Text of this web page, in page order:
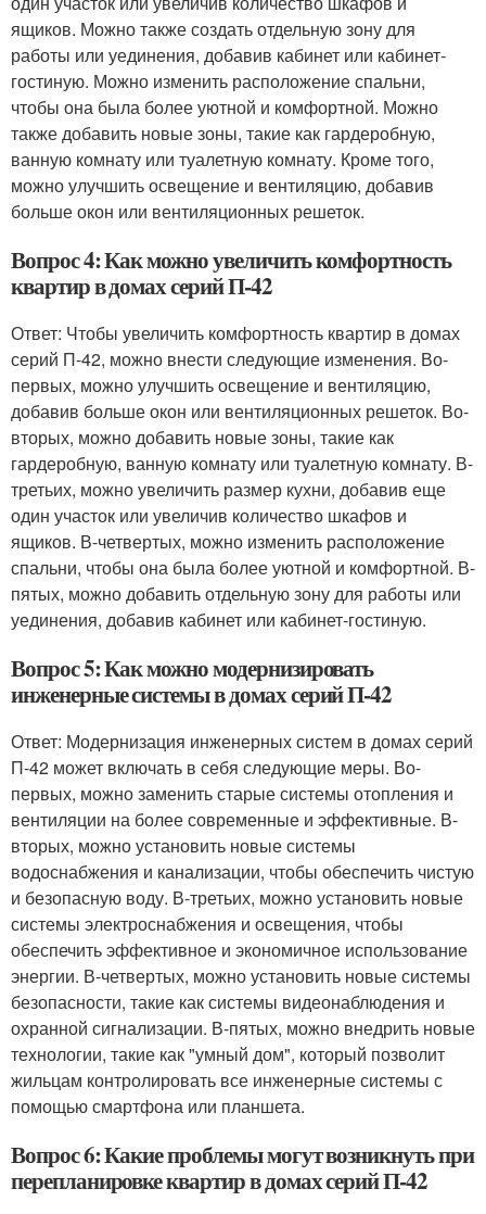
ящиков. Можно также создать отдельную зону для
работы или уединения, добавив кабинет или кабинет-
гостиную. Можно изменить расположение спальни,
чтобы она была более уютной и комфортной. Можно
также добавить новые зоны, такие как гардеробную,
ванную комнату или туалетную комнату. Кроме того,
можно улучшить освещение и вентиляцию, добавив
больше окон или вентиляционных решеток.
Вопрос 4: Как можно увеличить комфортность
квартир в домах серий П-42
Ответ: Чтобы увеличить комфортность квартир в домах
серий П-42, можно внести следующие изменения. Во-
первых, можно улучшить освещение и вентиляцию,
добавив больше окон или вентиляционных решеток. Во-
вторых, можно добавить новые зоны, такие как
гардеробную, ванную комнату или туалетную комнату. В-
третьих, можно увеличить размер кухни, добавив еще
один участок или увеличив количество шкафов и
ящиков. В-четвертых, можно изменить расположение
спальни, чтобы она была более уютной и комфортной. В-
пятых, можно добавить отдельную зону для работы или
уединения, добавив кабинет или кабинет-гостиную.
Вопрос 5: Как можно модернизировать
инженерные системы в домах серий П-42
Ответ: Модернизация инженерных систем в домах серий
П-42 может включать в себя следующие меры. Во-
первых, можно заменить старые системы отопления и
вентиляции на более современные и эффективные. В-
вторых, можно установить новые системы
водоснабжения и канализации, чтобы обеспечить чистую
и безопасную воду. В-третьих, можно установить новые
системы электроснабжения и освещения, чтобы
обеспечить эффективное и экономичное использование
энергии. В-четвертых, можно установить новые системы
безопасности, такие как системы видеонаблюдения и
охранной сигнализации. В-пятых, можно внедрить новые
технологии, такие как "умный дом", который позволит
жильцам контролировать все инженерные системы с
помощью смартфона или планшета.
Вопрос 6: Какие проблемы могут возникнуть при
перепланировке квартир в домах серий П-42